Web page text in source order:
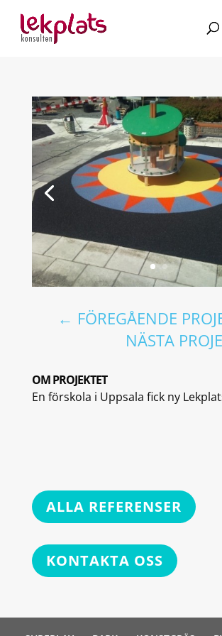
← FÖREGÅENDE
NÄSTA
OM PROJEKTET
En förskola i Uppsala fick ny
ALLA REFERENSER
KONTAKTA OSS